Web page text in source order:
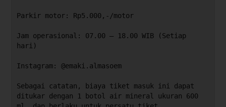
Parkir motor: Rp5.000,-/motor
Jam operasional: 07.00 – 18.00 WIB (Setiap
hari)
Instagram: @emaki.almasoem
Sebagai catatan, biaya tiket masuk ini dapat
ditukar dengan 1 botol air mineral ukuran 600